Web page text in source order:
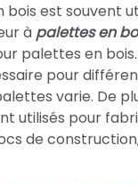
est souvent
à palettes en
palettes en
pour
varie. De
utilisés pour
de